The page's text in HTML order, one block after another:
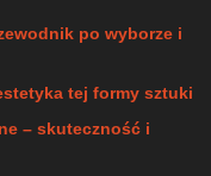
po wyborze i
tej formy sztuki
– skuteczność i